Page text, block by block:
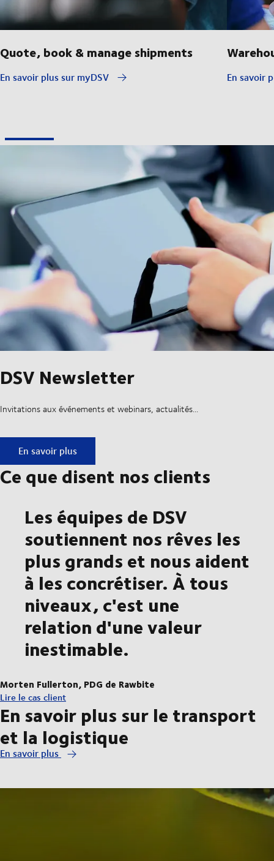
Quote, book & manage shipments
En savoir plus sur myDSV En savoir
DSV Newsletter
Invitations aux événements et webinars, actualités...
DSV Newsletter
En savoir plus
Ce que disent nos clients
Les équipes de DSV
soutiennent nos rêves les
plus grands et nous aident
à les concrétiser. À tous
niveaux, c'est une
relation d'une valeur
inestimable.
Morten Fullerton, PDG de Rawbite
Lire le cas client
En savoir plus sur le transport
et la logistique
En savoir plus